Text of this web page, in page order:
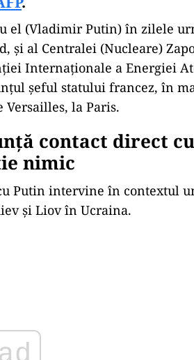
el (Vladimir Putin) în zilele
şi al Centralei (Nucleare)
Internaţionale a Energiei
şeful statului francez, în
la Paris.
contact direct
nimic
Putin intervine în contextul
şi Liov în Ucraina.